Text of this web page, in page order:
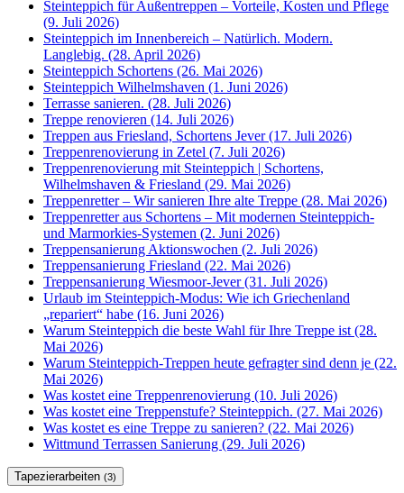
Steinteppich für Außentreppen – Vorteile, Kosten und Pflege
(9. Juli 2026)
Steinteppich im Innenbereich – Natürlich. Modern.
Langlebig. (28. April 2026)
Steinteppich Schortens (26. Mai 2026)
Steinteppich Wilhelmshaven (1. Juni 2026)
Terrasse sanieren. (28. Juli 2026)
Treppe renovieren (14. Juli 2026)
Treppen aus Friesland, Schortens Jever (17. Juli 2026)
Treppenrenovierung in Zetel (7. Juli 2026)
Treppenrenovierung mit Steinteppich | Schortens,
Wilhelmshaven & Friesland (29. Mai 2026)
Treppenretter – Wir sanieren Ihre alte Treppe (28. Mai 2026)
Treppenretter aus Schortens – Mit modernen Steinteppich-
und Marmorkies-Systemen (2. Juni 2026)
Treppensanierung Aktionswochen (2. Juli 2026)
Treppensanierung Friesland (22. Mai 2026)
Treppensanierung Wiesmoor-Jever (31. Juli 2026)
Urlaub im Steinteppich-Modus: Wie ich Griechenland
„repariert“ habe (16. Juni 2026)
Warum Steinteppich die beste Wahl für Ihre Treppe ist (28.
Mai 2026)
Warum Steinteppich-Treppen heute gefragter sind denn je (22.
Mai 2026)
Was kostet eine Treppenrenovierung (10. Juli 2026)
Was kostet eine Treppenstufe? Steinteppich. (27. Mai 2026)
Was kostet es eine Treppe zu sanieren? (22. Mai 2026)
Wittmund Terrassen Sanierung (29. Juli 2026)
Tapezierarbeiten (3)